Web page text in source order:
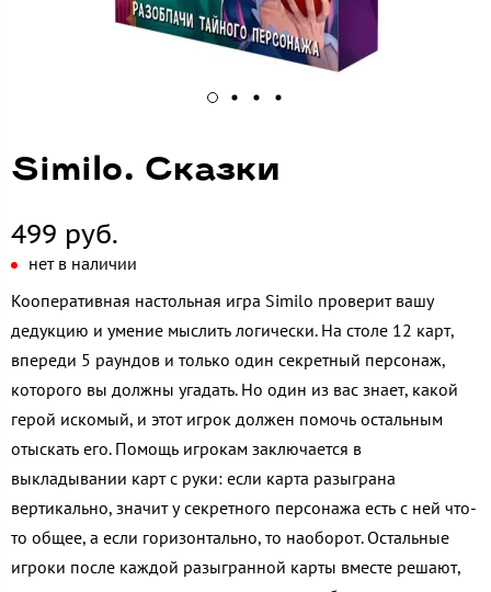
Similo. Сказки
499 руб.
нет в наличии
Кооперативная настольная игра Similo проверит вашу
дедукцию и умение мыслить логически. На столе 12 карт,
впереди 5 раундов и только один секретный персонаж,
которого вы должны угадать. Но один из вас знает, какой
герой искомый, и этот игрок должен помочь остальным
отыскать его. Помощь игрокам заключается в
выкладывании карт с руки: если карта разыграна
вертикально, значит у секретного персонажа есть с ней что-
то общее, а если горизонтально, то наоборот. Остальные
игроки после каждой разыгранной карты вместе решают,